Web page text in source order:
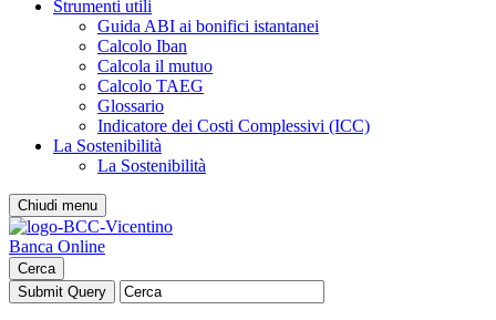
Strumenti utili
Guida ABI ai bonifici istantanei
Calcolo Iban
Calcola il mutuo
Calcolo TAEG
Glossario
Indicatore dei Costi Complessivi (ICC)
La Sostenibilità
La Sostenibilità
Chiudi menu
Banca Online
Cerca